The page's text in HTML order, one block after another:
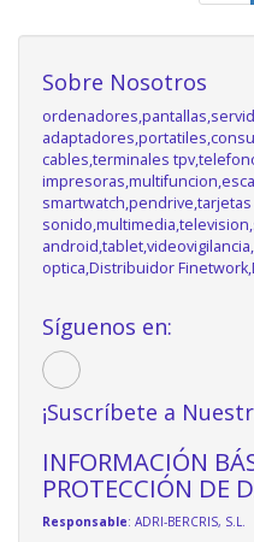
Sobre Nosotros
cables,terminales
optica,Distribuidor
Síguenos en:
¡Suscríbete a
INFORMACIÓN
PROTECCIÓN DE
Responsable: ADRI-BERCRIS, S.L.